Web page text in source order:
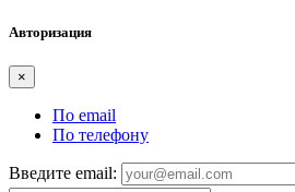
Авторизация
×
По email
По телефону
Введите email: